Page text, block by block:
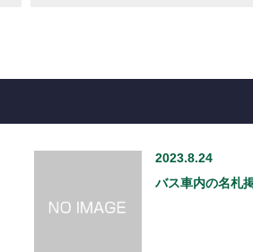
2023.8.24
バス車内の名札